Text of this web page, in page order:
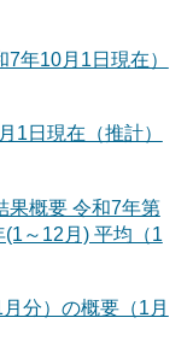
年10月1日現在）
1日現在（推計）
果概要 令和7年第
～12月) 平均（1
分）の概要（1月